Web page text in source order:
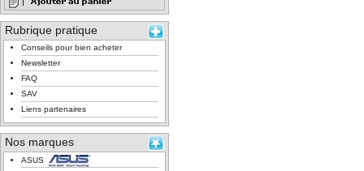
Rubrique pratique
Conseils pour bien acheter
Newsletter
FAQ
SAV
Liens partenaires
Nos marques
ASUS